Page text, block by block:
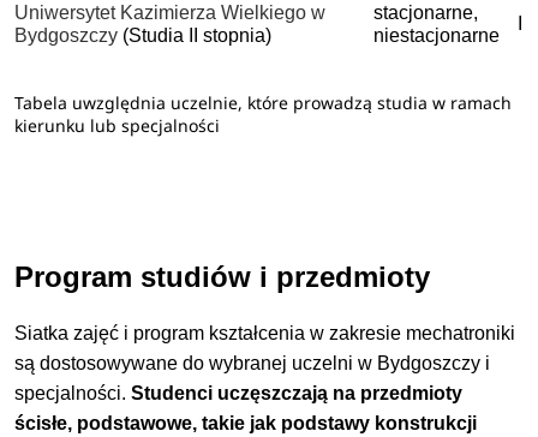
Uniwersytet Kazimierza Wielkiego w
Bydgoszczy (Studia II stopnia)
stacjonarne,
niestacjonarne
Tabela uwzględnia uczelnie, które prowadzą studia w ramach
kierunku lub specjalności
Program studiów i przedmioty
Siatka zajęć i program kształcenia w zakresie mechatroniki
są dostosowywane do wybranej uczelni w Bydgoszczy i
specjalności.Studenci uczęszczają na przedmioty
ścisłe, podstawowe, takie jak podstawy konstrukcji